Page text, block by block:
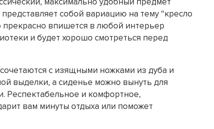
собой вариацию на тему “кресло
прекрасно впишется в любой интерьер
и будет хорошо смотреться перед
с изящными ножками из дуба и
выделки, а сиденье можно вынуть для
Респектабельное и комфортное,
вам минуты отдыха или поможет